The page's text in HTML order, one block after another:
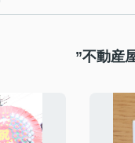
”不動産